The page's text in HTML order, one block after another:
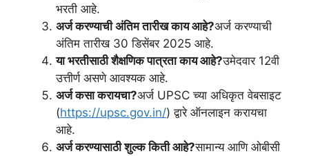
भरती आहे.
अर्ज करण्याची अंतिम तारीख काय आहे?अर्ज करण्याची
अंतिम तारीख 30 डिसेंबर 2025 आहे.
या भरतीसाठी शैक्षणिक पात्रता काय आहे?उमेदवार 12वी
उत्तीर्ण असणे आवश्यक आहे.
अर्ज कसा करायचा?अर्ज UPSC च्या अधिकृत वेबसाइट
(https://upsc.gov.in/) द्वारे ऑनलाइन करायचा
आहे.
अर्ज करण्यासाठी शुल्क किती आहे?सामान्य आणि ओबीसी